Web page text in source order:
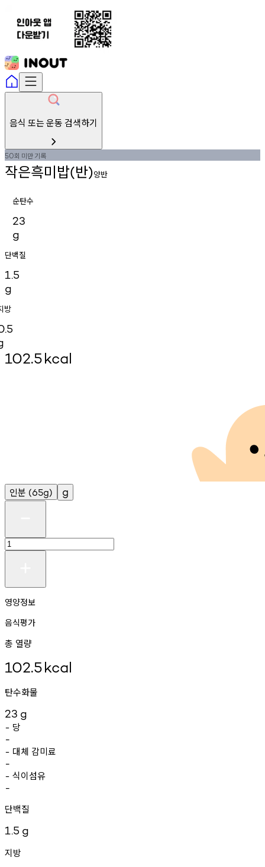
음식 또는 운동 검색하기
50회 미만기록
작은흑미밥(반)양반
순탄수
23
g
단백질
1.5
g
방
102.5kcal
인분 (65g) g
영양정보
음식평가
총 열량
102.5kcal
탄수화물
23 g
- 당
-
- 대체 감미료
-
- 식이섬유
-
단백질
1.5 g
지방